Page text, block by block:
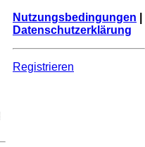
Nutzungsbedingungen
Datenschutzerklärung
Registrieren